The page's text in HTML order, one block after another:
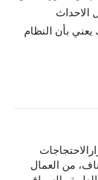
الاحداث
بأن النظام
من العمال